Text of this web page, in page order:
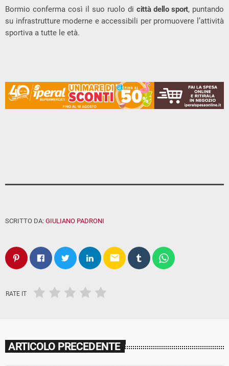
Bormio conferma così il suo ruolo dicittà dello sport, puntando
su infrastrutture moderne e accessibili per promuovere l’attività
sportiva a tutte le età.
SCRITTO DA: GIULIANO PADRONI
email
RATE IT
ARTICOLO PRECEDENTE